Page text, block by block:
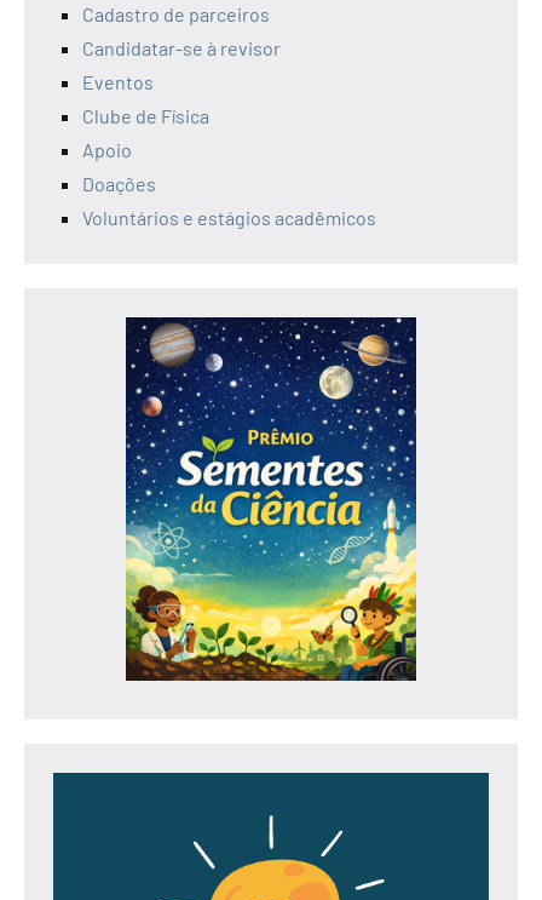
Cadastro de parceiros
Candidatar-se à revisor
Eventos
Clube de Física
Apoio
Doações
Voluntários e estágios acadêmicos